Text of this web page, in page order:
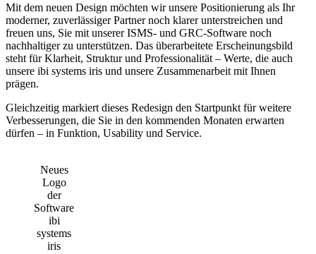
Mit dem neuen Design möchten wir unsere Positionierung als Ihr
moderner, zuverlässiger Partner noch klarer unterstreichen und
freuen uns, Sie mit unserer ISMS- und GRC-Software noch
nachhaltiger zu unterstützen. Das überarbeitete Erscheinungsbild
steht für Klarheit, Struktur und Professionalität – Werte, die auch
unsere ibi systems iris und unsere Zusammenarbeit mit Ihnen
prägen.
Gleichzeitig markiert dieses Redesign den Startpunkt für weitere
Verbesserungen, die Sie in den kommenden Monaten erwarten
dürfen – in Funktion, Usability und Service.
Neues
Logo
der
Software
ibi
systems
iris